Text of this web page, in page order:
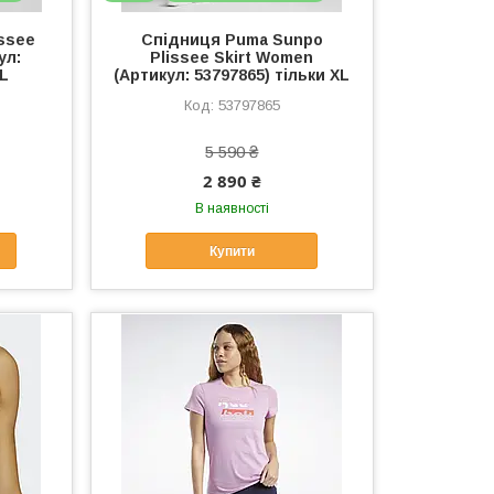
Спідниця Puma Sunpo
Plissee Skirt Women
(Артикул: 53797865) тільки XL
53797865
5 590 ₴
2 890 ₴
В наявності
Купити